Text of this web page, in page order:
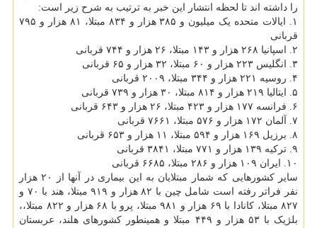
را داشته اند تا لحظه انتشار این خبر به ترتیب به شرح زیر است:
۱. ایالات متحده یک میلیون و ۳۸۵ هزار و ۸۳۴ مبتلا، ۸۱ هزار و ۷۹۵
قربانی
۲. اسپانیا ۲۶۸ هزار و ۱۴۳ مبتلا، ۲۶ هزار و ۷۴۴ قربانی
۳. انگلیس ۲۲۳ هزار و ۶۰ مبتلا، ۳۲ هزار و ۶۵ قربانی
۴. روسیه ۲۲۱ هزار و ۳۴۴ مبتلا، ۲۰۰۹ قربانی
۵. ایتالیا ۲۱۹ هزار و ۸۱۴ مبتلا، ۳۰ هزار و ۷۳۹ قربانی
۶. فرانسه ۱۷۷ هزار و ۴۲۳ مبتلا، ۲۶ هزار و ۶۴۳ قربانی
۷. آلمان ۱۷۲ هزار و ۵۷۶ مبتلا، ۷۶۶۱ قربانی
۸. برزیل ۱۶۹ هزار و ۵۹۴ مبتلا، ۱۱ هزار و ۶۵۳ قربانی
۹. ترکیه ۱۳۹ هزار و ۷۷۱ مبتلا، ۳۸۴۱ قربانی
۱۰. ایران ۱۰۹ هزار و ۲۸۶ مبتلا، ۶۶۸۵ قربانی
سایر کشورهایی که شمار مبتلایان به این بیماری در آنها از ۲۰ هزار
نفر فراتر رفته است شامل چین با ۸۲ هزار و ۹۱۹ مبتلا، هند با ۷۰ و
۸۲۷ مبتلا، کانادا با ۶۹ هزار و ۹۸۱ مبتلا، پرو با ۶۸ هزار و ۸۲۲ مبتلا،،
بلژیک با ۵۳ هزار و ۴۴۹ مبتلا و همینطور کشورهای هلند، عربستان